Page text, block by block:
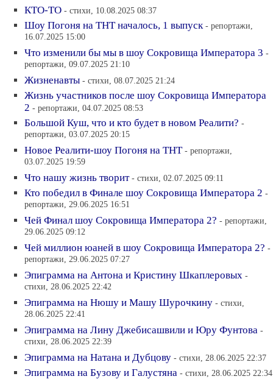
КТО-ТО - стихи, 10.08.2025 08:37
Шоу Погоня на ТНТ началось, 1 выпуск - репортажи,
16.07.2025 15:00
Что изменили бы мы в шоу Сокровища Императора 3 -
репортажи, 09.07.2025 21:10
Жизненавты - стихи, 08.07.2025 21:24
Жизнь участников после шоу Сокровища Императора
2 - репортажи, 04.07.2025 08:53
Большой Куш, что и кто будет в новом Реалити? -
репортажи, 03.07.2025 20:15
Новое Реалити-шоу Погоня на ТНТ - репортажи,
03.07.2025 19:59
Что нашу жизнь творит - стихи, 02.07.2025 09:11
Кто победил в Финале шоу Сокровища Императора 2 -
репортажи, 29.06.2025 16:51
Чей Финал шоу Сокровища Императора 2? - репортажи,
29.06.2025 09:12
Чей миллион юаней в шоу Сокровища Императора 2? -
репортажи, 29.06.2025 07:27
Эпиграмма на Антона и Кристину Шкаплеровых -
стихи, 28.06.2025 22:42
Эпиграмма на Нюшу и Машу Шурочкину - стихи,
28.06.2025 22:41
Эпиграмма на Лину Джебисашвили и Юру Фунтова -
стихи, 28.06.2025 22:39
Эпиграмма на Натана и Дубцову - стихи, 28.06.2025 22:37
Эпиграмма на Бузову и Галустяна - стихи, 28.06.2025 22:34